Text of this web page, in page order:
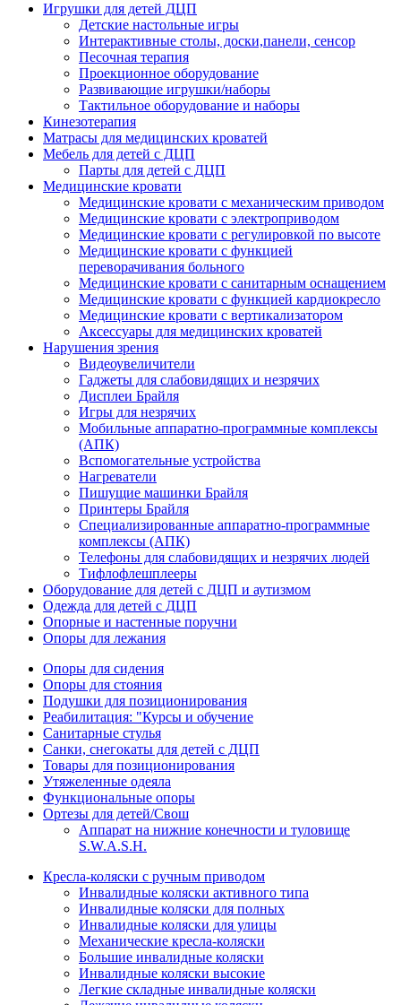
Игрушки для детей ДЦП
Детские настольные игры
Интерактивные столы, доски,панели, сенсор
Песочная терапия
Проекционное оборудование
Развивающие игрушки/наборы
Тактильное оборудование и наборы
Кинезотерапия
Матрасы для медицинских кроватей
Мебель для детей с ДЦП
Парты для детей с ДЦП
Медицинские кровати
Медицинские кровати с механическим приводом
Медицинские кровати с электроприводом
Медицинские кровати с регулировкой по высоте
Медицинские кровати с функцией
переворачивания больного
Медицинские кровати с санитарным оснащением
Медицинские кровати с функцией кардиокресло
Медицинские кровати с вертикализатором
Аксессуары для медицинских кроватей
Нарушения зрения
Видеоувеличители
Гаджеты для слабовидящих и незрячих
Дисплеи Брайля
Игры для незрячих
Мобильные аппаратно-программные комплексы
(АПК)
Вспомогательные устройства
Нагреватели
Пишущие машинки Брайля
Принтеры Брайля
Специализированные аппаратно-программные
комплексы (АПК)
Телефоны для слабовидящих и незрячих людей
Тифлофлешплееры
Оборудование для детей с ДЦП и аутизмом
Одежда для детей с ДЦП
Опорные и настенные поручни
Опоры для лежания
Опоры для сидения
Опоры для стояния
Подушки для позиционирования
Реабилитация: "Курсы и обучение
Санитарные стулья
Санки, снегокаты для детей с ДЦП
Товары для позиционирования
Утяжеленные одеяла
Функциональные опоры
Ортезы для детей/Свош
Аппарат на нижние конечности и туловище
S.W.A.S.H.
Кресла-коляски с ручным приводом
Инвалидные коляски активного типа
Инвалидные коляски для полных
Инвалидные коляски для улицы
Механические кресла-коляски
Большие инвалидные коляски
Инвалидные коляски высокие
Легкие складные инвалидные коляски